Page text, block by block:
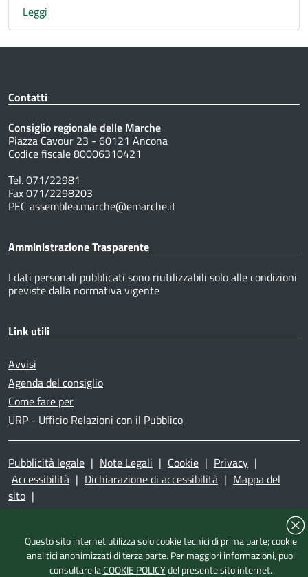
Leggi
Contatti
Consiglio regionale delle Marche
Piazza Cavour 23 - 60121 Ancona
Codice fiscale 80006310421
Tel. 071/22981
Fax 071/2298203
PEC assemblea.marche@emarche.it
Amministrazione Trasparente
I dati personali pubblicati sono riutilizzabili solo alle condizioni
previste dalla normativa vigente
Link utili
Avvisi
Agenda del consiglio
Come fare per
URP - Ufficio Relazioni con il Pubblico
Pubblicità legale | Note Legali | Cookie | Privacy |
Accessibilità | Dichiarazione di accessibilità | Mappa del
sito |
Questo sito internet utilizza solo cookie tecnici di prima parte; cookie
analitici anonimizzati di terza parte. Per maggiori informazioni, puoi
consultare laCOOKIE POLICYdel presente sito internet.